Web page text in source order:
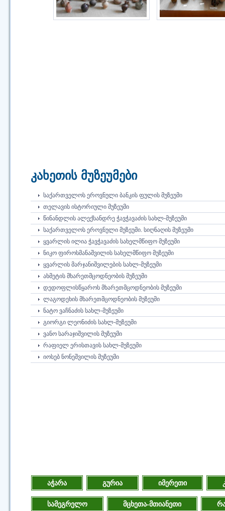
კახეთის მუზეუმები
ᲡᲐᲥᲐᲠᲗᲕᲔᲚᲝᲡ ᲔᲠᲝᲕᲜᲣᲚᲘ ᲑᲐᲜᲙᲘᲡ ᲤᲣᲚᲘᲡ ᲛᲣᲖᲔᲣᲛᲘ
ᲗᲔᲚᲐᲕᲘᲡ ᲘᲡᲢᲝᲠᲘᲣᲚᲘ ᲛᲣᲖᲔᲣᲛᲘ
ᲬᲘᲜᲐᲜᲓᲚᲘᲡ ᲐᲚᲔᲥᲡᲐᲜᲓᲠᲔ ᲭᲐᲕᲭᲐᲕᲐᲫᲘᲡ ᲡᲐᲮᲚ-ᲛᲣᲖᲔᲣᲛᲘ
ᲡᲐᲥᲐᲠᲗᲕᲔᲚᲝᲡ ᲔᲠᲝᲕᲜᲣᲚᲘ ᲛᲣᲖᲔᲣᲛᲘ. ᲡᲘᲦᲜᲐᲦᲘᲡ ᲛᲣᲖᲔᲣᲛᲘ
ᲧᲕᲐᲠᲚᲘᲡ ᲘᲚᲘᲐ ᲭᲐᲕᲭᲐᲕᲐᲫᲘᲡ ᲡᲐᲮᲔᲚᲛᲬᲘᲤᲝ ᲛᲣᲖᲔᲣᲛᲘ
ᲜᲘᲙᲝ ᲤᲘᲠᲝᲡᲛᲐᲜᲐᲨᲕᲘᲚᲘᲡ ᲡᲐᲮᲔᲚᲛᲬᲘᲤᲝ ᲛᲣᲖᲔᲣᲛᲘ
ᲧᲕᲐᲠᲚᲘᲡ ᲛᲐᲠᲯᲐᲜᲘᲨᲕᲘᲚᲔᲑᲘᲡ ᲡᲐᲮᲚ-ᲛᲣᲖᲔᲣᲛᲘ
ᲐᲮᲛᲔᲢᲘᲡ ᲛᲮᲐᲠᲔᲗᲛᲪᲝᲓᲜᲔᲝᲑᲘᲡ ᲛᲣᲖᲔᲣᲛᲘ
ᲓᲔᲓᲝᲤᲚᲘᲡᲬᲧᲐᲠᲝᲡ ᲛᲮᲐᲠᲔᲗᲛᲪᲝᲓᲜᲔᲝᲑᲘᲡ ᲛᲣᲖᲔᲣᲛᲘ
ᲚᲐᲒᲝᲓᲔᲮᲘᲡ ᲛᲮᲐᲠᲔᲗᲛᲪᲝᲓᲜᲔᲝᲑᲘᲡ ᲛᲣᲖᲔᲣᲛᲘ
ᲜᲐᲢᲝ ᲕᲐᲩᲜᲐᲫᲘᲡ ᲡᲐᲮᲚ-ᲛᲣᲖᲔᲣᲛᲘ
ᲒᲘᲝᲠᲒᲘ ᲚᲔᲝᲜᲘᲫᲘᲡ ᲡᲐᲮᲚ-ᲛᲣᲖᲔᲣᲛᲘ
ᲕᲐᲜᲝ ᲡᲐᲠᲐᲯᲘᲨᲕᲘᲚᲘᲡ ᲛᲣᲖᲔᲣᲛᲘ
ᲠᲐᲤᲘᲔᲚ ᲔᲠᲘᲡᲗᲐᲕᲘᲡ ᲡᲐᲮᲚ-ᲛᲣᲖᲔᲣᲛᲘ
ᲘᲝᲡᲔᲑ ᲜᲝᲜᲔᲨᲕᲘᲚᲘᲡ ᲛᲣᲖᲔᲣᲛᲘ
აჭარა გურია იმერეთი
სამეგრელო მცხეთა-მთიანეთი